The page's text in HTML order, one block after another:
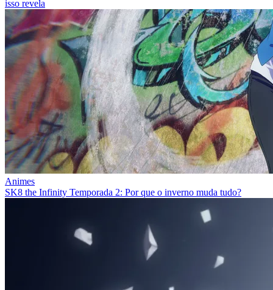
isso revela
Animes
SK8 the Infinity Temporada 2: Por que o inverno muda tudo?